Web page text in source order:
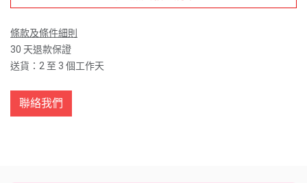
條款及條件細則
30 天退款保證
送貨：2 至 3 個工作天
聯絡我們